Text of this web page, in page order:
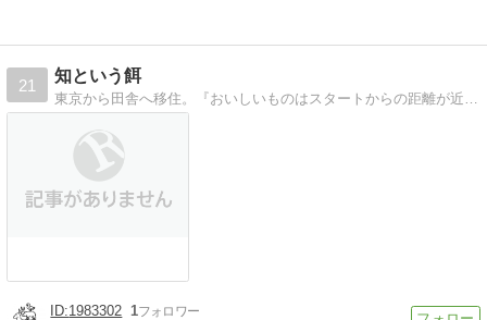
21
知という餌
1983302 1